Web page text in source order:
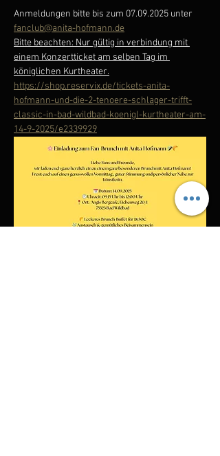
Anmeldungen bitte bis zum 07.09.2025 unter
fanclub@anita-hofmann.de
Bitte beachten: Nur gültig in verbindung mit
einem Konzertticket am selben Tag im
königlichen Kurtheater.
https://shop.reservix.de/tickets-anita-
hofmann-und-die-2-tenoere-schlager-trifft-
classic-in-bad-wildbad-koenigl-kurtheater-am-
14-9-2025/e2339929